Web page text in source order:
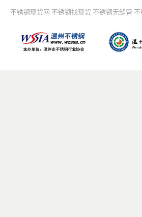
不锈钢现货网 不锈钢找现货 不锈钢无缝管 不